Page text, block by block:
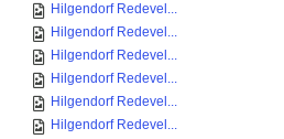
Hilgendorf Redevel...
Hilgendorf Redevel...
Hilgendorf Redevel...
Hilgendorf Redevel...
Hilgendorf Redevel...
Hilgendorf Redevel...